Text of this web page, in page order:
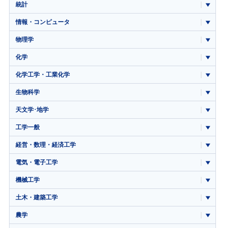
統計
情報・コンピュータ
物理学
化学
化学工学・工業化学
生物科学
天文学･地学
工学一般
経営・数理・経済工学
電気・電子工学
機械工学
土木・建築工学
農学